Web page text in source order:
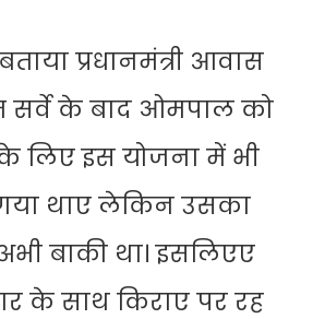
प्रधानमंत्री आवास
सर्वे के बाद ओमपाल को
लिए इस योजना में भी
थाए लेकिन उसका
बाकी था। इसलिएए
के साथ किराए पर रह